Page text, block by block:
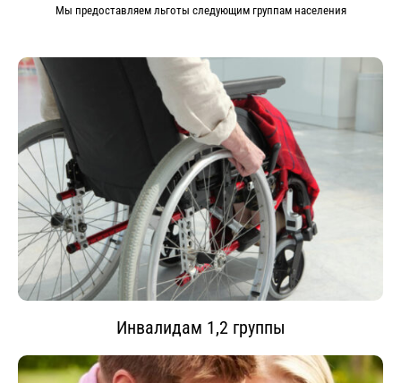
Мы предоставляем льготы следующим группам населения
Инвалидам 1,2 группы